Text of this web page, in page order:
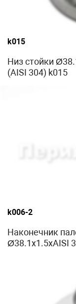
k015
Низ стойки
(AISI 304) k015
k006-2
Наконечник
Ø38.1х1.5хAISI